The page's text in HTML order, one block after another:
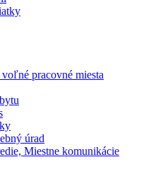
pracovné miesta
úrad
Miestne komunikácie